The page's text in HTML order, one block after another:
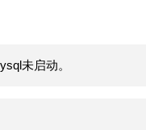
未启动。